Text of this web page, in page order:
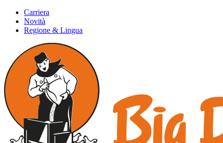
Carriera
Novità
Regione & Lingua